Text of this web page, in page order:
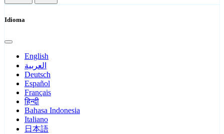
Idioma
English
العربية
Deutsch
Español
Français
हिन्दी
Bahasa Indonesia
Italiano
日本語